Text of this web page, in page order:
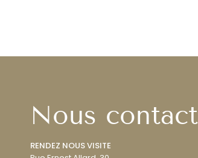
Nous
RENDEZ NOUS VISITE